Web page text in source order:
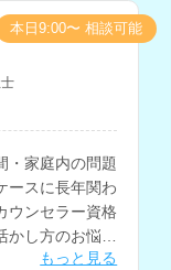
・家庭内の問題
ースに長年関わ
ウンセラー資格
し方のお悩み
もっと見る
本日9:00〜 相談可能